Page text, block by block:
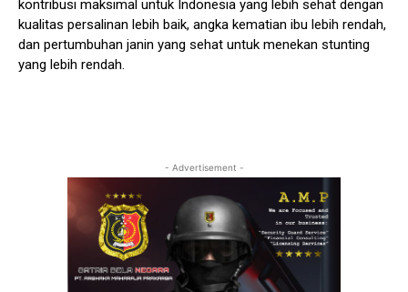
kontribusi maksimal untuk Indonesia yang lebih sehat dengan
kualitas persalinan lebih baik, angka kematian ibu lebih rendah,
dan pertumbuhan janin yang sehat untuk menekan stunting
yang lebih rendah.
- Advertisement -